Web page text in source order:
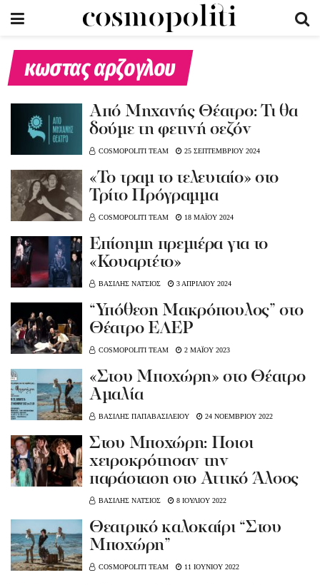
κωστας αρζογλου
Από Μηχανής Θέατρο: Τι θα
δούμε τη φετινή σεζόν
COSMOPOLITI TEAM 25 ΣΕΠΤΕΜΒΡΙΟΥ 2024
«Το τραμ το τελευταίο» στο
Τρίτο Πρόγραμμα
COSMOPOLITI TEAM 18 ΜΑΪΟΥ 2024
Επίσημη πρεμιέρα για το
«Κουαρτέτο»
ΒΑΣΙΛΗΣ ΝΑΤΣΙΟΣ 3 ΑΠΡΙΛΙΟΥ 2024
“Υπόθεση Μακρόπουλος” στο
Θέατρο ΕΛΕΡ
COSMOPOLITI TEAM 2 ΜΑΪΟΥ 2023
«Στου Μποχώρη» στο Θέατρο
Αμαλία
ΒΑΣΙΛΗΣ ΠΑΠΑΒΑΣΙΛΕΙΟΥ 24 ΝΟΕΜΒΡΙΟΥ 2022
Στου Μποχώρη: Ποιοι
χειροκρότησαν την
παράσταση στο Αττικό Άλσος
ΒΑΣΙΛΗΣ ΝΑΤΣΙΟΣ 8 ΙΟΥΛΙΟΥ 2022
Θεατρικό καλοκαίρι “Στου
Μποχώρη”
COSMOPOLITI TEAM 11 ΙΟΥΝΙΟΥ 2022